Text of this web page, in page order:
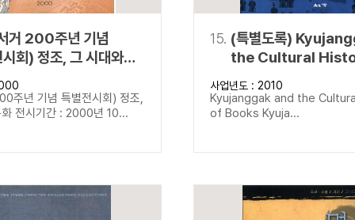
거 200주년 기념
회) 정조, 그 시대와
주년 기념 특별전시회) 정조,
전시기간 : 2000년 10...
15. (특별도록)
the Cultural
Books
Rediscovering
and Culture
사업년도 : 2010
Kyujanggak and the
of Books Kyuja...